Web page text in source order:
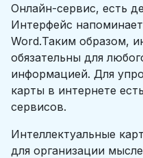
Онлайн-сервис, есть
Интерфейс
Word.Таким образом,
обязательны для
информацией. Для
карты в интернете
сервисов.
Интеллектуальные
для организации